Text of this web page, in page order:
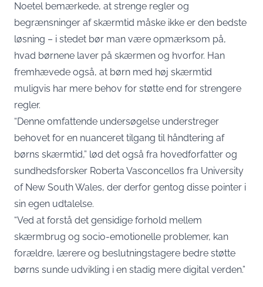
Noetel bemærkede, at strenge regler og
begrænsninger af skærmtid måske ikke er den bedste
løsning – i stedet bør man være opmærksom på,
hvad børnene laver på skærmen og hvorfor. Han
fremhævede også, at børn med høj skærmtid
muligvis har mere behov for støtte end for strengere
regler.
“Denne omfattende undersøgelse understreger
behovet for en nuanceret tilgang til håndtering af
børns skærmtid,” lød det også fra hovedforfatter og
sundhedsforsker Roberta Vasconcellos fra University
of New South Wales, der derfor gentog disse pointer i
sin egen udtalelse.
“Ved at forstå det gensidige forhold mellem
skærmbrug og socio-emotionelle problemer, kan
forældre, lærere og beslutningstagere bedre støtte
børns sunde udvikling i en stadig mere digital verden.”